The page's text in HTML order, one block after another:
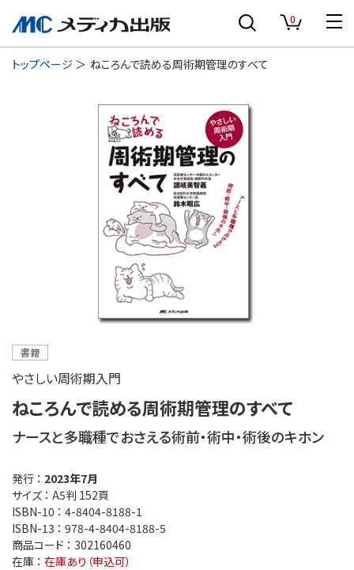
0
トップページ ねころんで読める周術期管理のすべて
書籍
やさしい周術期入門
ねころんで読める周術期管理のすべて
ナースと多職種でおさえる術前・術中・術後のキホン
発行 ： 2023年7月
サイズ ： A5判 152頁
ISBN-10 ： 4-8404-8188-1
ISBN-13 ： 978-4-8404-8188-5
商品コード ： 302160460
在庫 ： 在庫あり（申込可）